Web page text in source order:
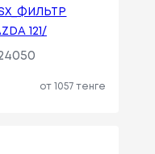
SX_ФИЛЬТР
121/
от 1057 тенге